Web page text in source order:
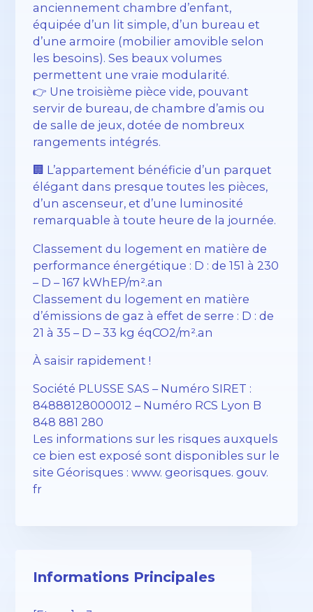
anciennement chambre d’enfant,
équipée d’un lit simple, d’un bureau et
d’une armoire (mobilier amovible selon
les besoins). Ses beaux volumes
permettent une vraie modularité.
👉 Une troisième pièce vide, pouvant
servir de bureau, de chambre d’amis ou
de salle de jeux, dotée de nombreux
rangements intégrés.
🏢 L’appartement bénéficie d’un parquet
élégant dans presque toutes les pièces,
d’un ascenseur, et d’une luminosité
remarquable à toute heure de la journée.
Classement du logement en matière de
performance énergétique : D : de 151 à 230
– D – 167 kWhEP/m².an
Classement du logement en matière
d’émissions de gaz à effet de serre : D : de
21 à 35 – D – 33 kg éqCO2/m².an
À saisir rapidement !
Société PLUSSE SAS – ​​Numéro SIRET :
84888128000012 – Numéro RCS Lyon B
848 881 280
Les informations sur les risques auxquels
ce bien est exposé sont disponibles sur le
site Géorisques : www. georisques. gouv.
fr
Informations Principales